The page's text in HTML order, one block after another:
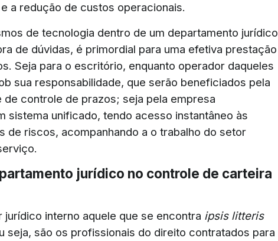
a redução de custos operacionais.
de tecnologia dentro de um departamento jurídico
de dúvidas, é primordial para uma efetiva prestação
Seja para o escritório, enquanto operador daqueles
sua responsabilidade, que serão beneficiados pela
de controle de prazos; seja pela empresa
sistema unificado, tendo acesso instantâneo às
de riscos, acompanhando a o trabalho do setor
jurídico no controle de carteira
interno aquele que se encontra ipsis litteris
seja, são os profissionais do direito contratados para